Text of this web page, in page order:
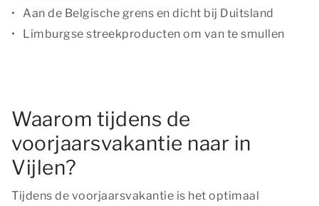
Aan de Belgische grens en dicht bij Duitsland
Limburgse streekproducten om van te smullen
Waarom tijdens de
voorjaarsvakantie naar in
Vijlen?
Tijdens de voorjaarsvakantie is het optimaal